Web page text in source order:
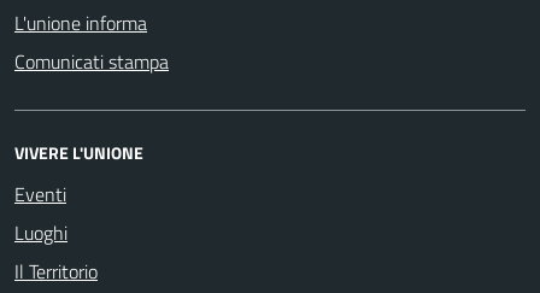
L'unione informa
Comunicati stampa
VIVERE L'UNIONE
Eventi
Luoghi
Il Territorio